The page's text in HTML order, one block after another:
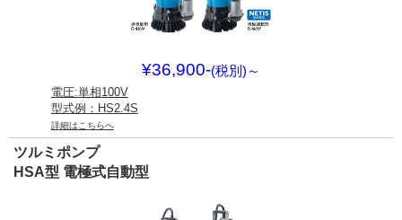
¥36,900-(税別) ～
電圧:単相100V
型式例：HS2.4S
詳細はこちらへ
ツルミポンプ
HSA型 電極式自動型